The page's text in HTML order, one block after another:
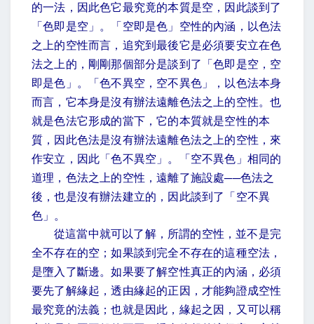
的一法，因此色它最究竟的本質是空，因此談到了
「色即是空」。「空即是色」空性的內涵，以色法
之上的空性而言，追究到最後它是必須要安立在色
法之上的，剛剛那個部分是談到了「色即是空，空
即是色」。「色不異空，空不異色」，以色法本身
而言，它本身是沒有辦法遠離色法之上的空性。也
就是色法它形成的當下，它的本質就是空性的本
質，因此色法是沒有辦法遠離色法之上的空性，來
作安立，因此「色不異空」。「空不異色」相同的
道理，色法之上的空性，遠離了施設處──色法之
後，也是沒有辦法建立的，因此談到了「空不異
色」。
從這當中就可以了解，所謂的空性，並不是完
全不存在的空；如果談到完全不存在的這種空法，
是墮入了斷邊。如果要了解空性真正的內涵，必須
要先了解緣起，透由緣起的正因，才能夠證成空性
最究竟的法義；也就是因此，緣起之因，又可以稱